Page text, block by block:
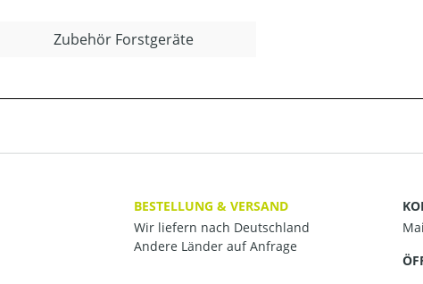
Zubehör Forstgeräte
BESTELLUNG & VERSAND
Wir liefern nach Deutschland
Andere Länder auf Anfrage